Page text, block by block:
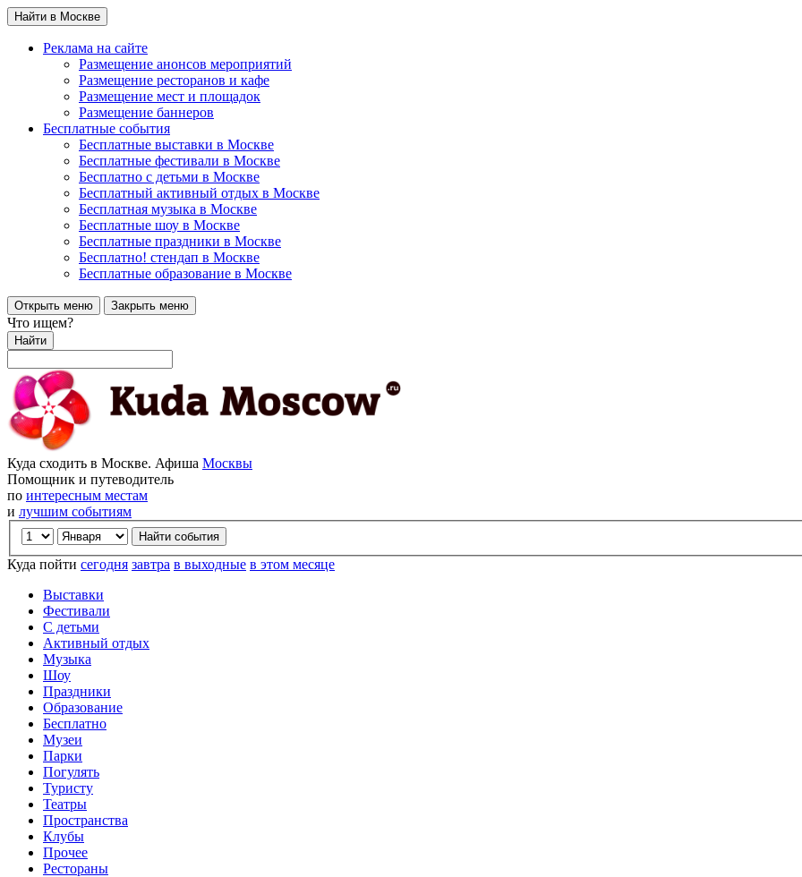
Найти в Москве
Реклама на сайте
Размещение анонсов мероприятий
Размещение ресторанов и кафе
Размещение мест и площадок
Размещение баннеров
Бесплатные события
Бесплатные выставки в Москве
Бесплатные фестивали в Москве
Бесплатно с детьми в Москве
Бесплатный активный отдых в Москве
Бесплатная музыка в Москве
Бесплатные шоу в Москве
Бесплатные праздники в Москве
Бесплатно! стендап в Москве
Бесплатные образование в Москве
Открыть меню Закрыть меню
Что ищем?
Найти
Куда сходить в Москве. Афиша Москвы
Помощник и путеводитель
по интересным местам
и лучшим событиям
Куда пойти сегодня завтра в выходные в этом месяце
Выставки
Фестивали
С детьми
Активный отдых
Музыка
Шоу
Праздники
Образование
Бесплатно
Музеи
Парки
Погулять
Туристу
Театры
Пространства
Клубы
Прочее
Рестораны